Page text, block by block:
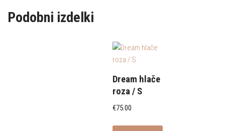
Podobni izdelki
Dream hlače
roza / S
€75.00